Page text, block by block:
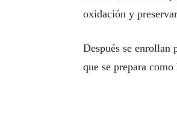
oxidación y
Después se enrollan
que se prepara